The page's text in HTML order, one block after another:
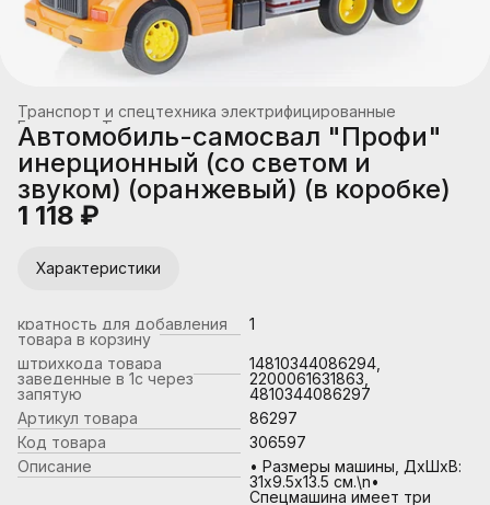
Транспорт и спецтехника электрифицированные
Транспорт
Главная
Автомобиль-самосвал "Профи"
инерционный (со светом и
звуком) (оранжевый) (в коробке)
1 118 ₽
Характеристики
кратность для добавления
товара в корзину
1
штрихкода товара
заведенные в 1с через
запятую
14810344086294,
2200061631863,
4810344086297
Артикул товара
86297
Код товара
306597
Описание
• Размеры машины, ДхШхВ:
31х9.5х13.5 см.\n•
Спецмашина имеет три